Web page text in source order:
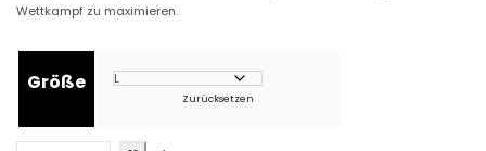
Wettkampf zu maximieren.
Größe
Zurücksetzen